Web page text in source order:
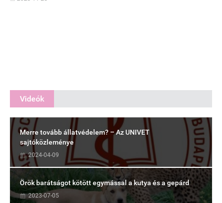
Videók
Merre tovább állatvédelem? – Az UNIVET
sajtóközleménye
2024-04-09
Örök barátságot kötött egymással a kutya és a gepárd
2023-07-05